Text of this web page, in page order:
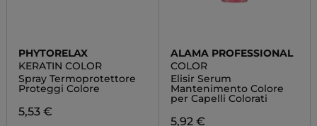
PHYTORELAX
KERATIN COLOR
Spray Termoprotettore
Proteggi Colore
5,53 €
ALAMA PROFESSIONAL
COLOR
Elisir Serum
Mantenimento Colore
per Capelli Colorati
5,92 €